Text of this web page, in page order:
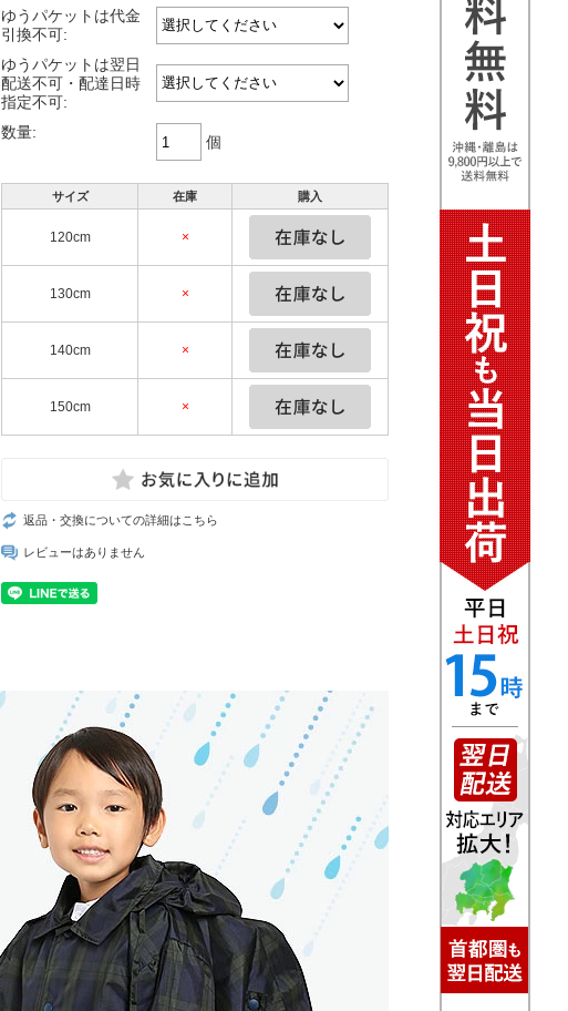
ゆうパケットは代金
引換不可:
ゆうパケットは翌日
配送不可・配達日時
指定不可:
数量:
個
サイズ 在庫 購入
120cm ×
130cm ×
140cm ×
150cm ×
返品・交換についての詳細はこちら
レビューはありません